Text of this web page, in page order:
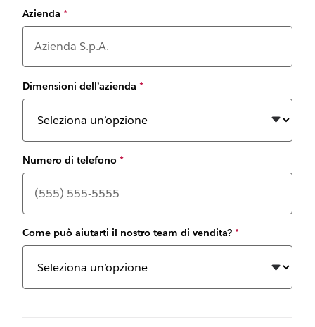
Azienda *
Dimensioni dell’azienda *
Numero di telefono *
Come può aiutarti il nostro team di vendita? *